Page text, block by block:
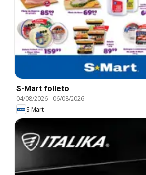
S-Mart folleto
04/08/2026- 06/08/2026
S-Mart